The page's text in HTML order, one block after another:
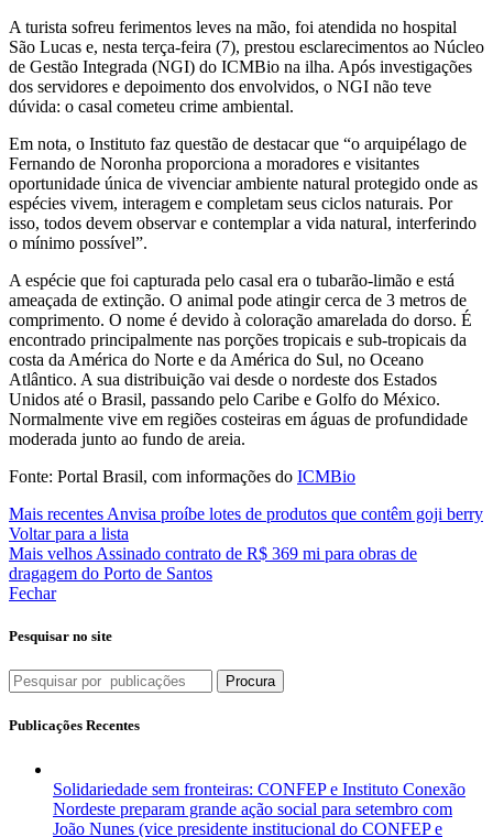
A turista sofreu ferimentos leves na mão, foi atendida no hospital
São Lucas e, nesta terça-feira (7), prestou esclarecimentos ao Núcleo
de Gestão Integrada (NGI) do ICMBio na ilha. Após investigações
dos servidores e depoimento dos envolvidos, o NGI não teve
dúvida: o casal cometeu crime ambiental.
Em nota, o Instituto faz questão de destacar que “o arquipélago de
Fernando de Noronha proporciona a moradores e visitantes
oportunidade única de vivenciar ambiente natural protegido onde as
espécies vivem, interagem e completam seus ciclos naturais. Por
isso, todos devem observar e contemplar a vida natural, interferindo
o mínimo possível”.
A espécie que foi capturada pelo casal era o tubarão-limão e está
ameaçada de extinção. O animal pode atingir cerca de 3 metros de
comprimento. O nome é devido à coloração amarelada do dorso. É
encontrado principalmente nas porções tropicais e sub-tropicais da
costa da América do Norte e da América do Sul, no Oceano
Atlântico. A sua distribuição vai desde o nordeste dos Estados
Unidos até o Brasil, passando pelo Caribe e Golfo do México.
Normalmente vive em regiões costeiras em águas de profundidade
moderada junto ao fundo de areia.
Fonte: Portal Brasil, com informações do ICMBio
Mais recentes Anvisa proíbe lotes de produtos que contêm goji berry
Voltar para a lista
Mais velhos Assinado contrato de R$ 369 mi para obras de
dragagem do Porto de Santos
Fechar
Pesquisar no site
Procura
Publicações Recentes
Solidariedade sem fronteiras: CONFEP e Instituto Conexão
Nordeste preparam grande ação social para setembro com
João Nunes (vice presidente institucional do CONFEP e